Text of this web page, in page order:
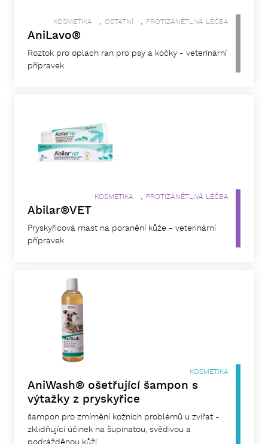
KOSMETIKA , OSTATNÍ , PROTIZÁNĚTLIVÁ LÉČBA
AniLavo®
Roztok pro oplach ran pro psy a kočky - veterinární
přípravek
KOSMETIKA , PROTIZÁNĚTLIVÁ LÉČBA
Abilar®VET
Pryskyřicová mast na poranění kůže - veterinární
přípravek
KOSMETIKA
AniWash® ošetřující šampon s
výtažky z pryskyřice
šampon pro zmírnění kožních problémů u zvířat -
zklidňující účinek na šupinatou, svědivou a